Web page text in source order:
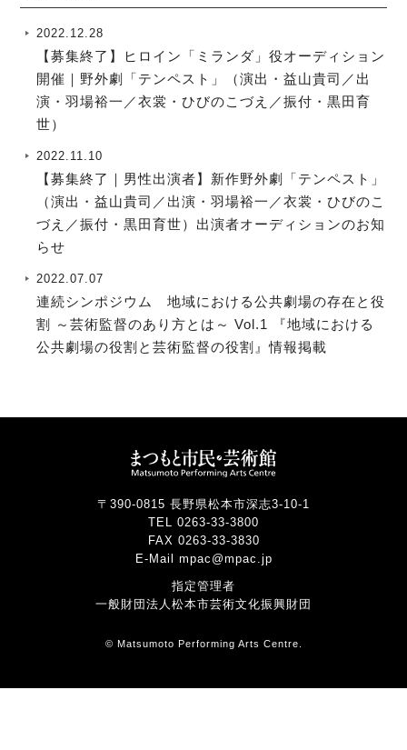
2022.12.28
【募集終了】ヒロイン「ミランダ」役オーディション
開催｜野外劇「テンペスト」（演出・益山貴司／出
演・羽場裕一／衣裳・ひびのこづえ／振付・黒田育
世）
2022.11.10
【募集終了｜男性出演者】新作野外劇「テンペスト」
（演出・益山貴司／出演・羽場裕一／衣裳・ひびのこ
づえ／振付・黒田育世）出演者オーディションのお知
らせ
2022.07.07
連続シンポジウム 地域における公共劇場の存在と役
割 ～芸術監督のあり方とは～ Vol.1 『地域における
公共劇場の役割と芸術監督の役割』情報掲載
〒390-0815 長野県松本市深志3-10-1
TEL 0263-33-3800
FAX 0263-33-3830
E-Mail mpac@mpac.jp
指定管理者
一般財団法人松本市芸術文化振興財団
© Matsumoto Performing Arts Centre.